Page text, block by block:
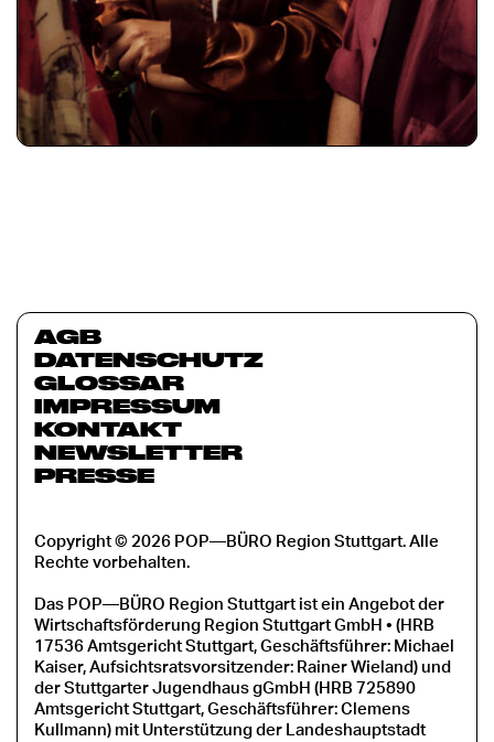
AGB
DATENSCHUTZ
GLOSSAR
IMPRESSUM
KONTAKT
NEWSLETTER
PRESSE
Copyright © 2026 POP—BÜRO Region Stuttgart. Alle
Rechte vorbehalten.
Das POP—BÜRO Region Stuttgart ist ein Angebot der
Wirtschaftsförderung Region Stuttgart GmbH • (HRB
17536 Amtsgericht Stuttgart, Geschäftsführer: Michael
Kaiser, Aufsichtsratsvorsitzender: Rainer Wieland) und
der Stuttgarter Jugendhaus gGmbH (HRB 725890
Amtsgericht Stuttgart, Geschäftsführer: Clemens
Kullmann) mit Unterstützung der Landeshauptstadt